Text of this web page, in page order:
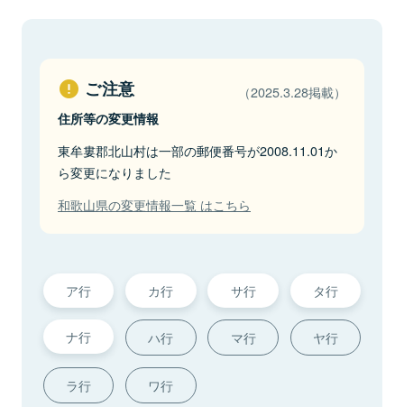
ご注意 （2025.3.28掲載）
住所等の変更情報
東牟婁郡北山村は一部の郵便番号が2008.11.01か
ら変更になりました
和歌山県の変更情報一覧 はこちら
ア行 カ行 サ行 タ行
ナ行 ハ行 マ行 ヤ行
ラ行 ワ行